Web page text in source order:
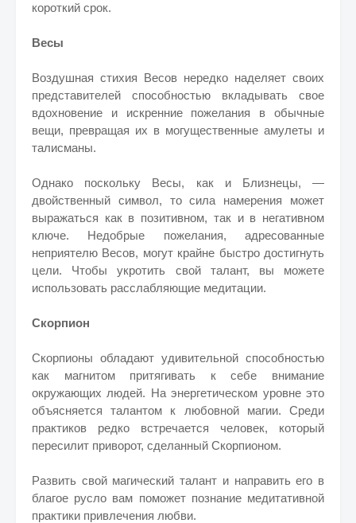
короткий срок.
Весы
Воздушная стихия Весов нередко наделяет своих
представителей способностью вкладывать свое
вдохновение и искренние пожелания в обычные
вещи, превращая их в могущественные амулеты и
талисманы.
Однако поскольку Весы, как и Близнецы, —
двойственный символ, то сила намерения может
выражаться как в позитивном, так и в негативном
ключе. Недобрые пожелания, адресованные
неприятелю Весов, могут крайне быстро достигнуть
цели. Чтобы укротить свой талант, вы можете
использовать расслабляющие медитации.
Скорпион
Скорпионы обладают удивительной способностью
как магнитом притягивать к себе внимание
окружающих людей. На энергетическом уровне это
объясняется талантом к любовной магии. Среди
практиков редко встречается человек, который
пересилит приворот, сделанный Скорпионом.
Развить свой магический талант и направить его в
благое русло вам поможет познание медитативной
практики привлечения любви.